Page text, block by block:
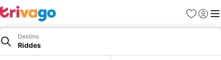
Favoritos
Iniciar
Destino
Riddes